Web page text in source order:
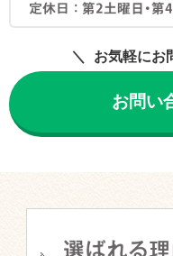
お気軽にお
お問い